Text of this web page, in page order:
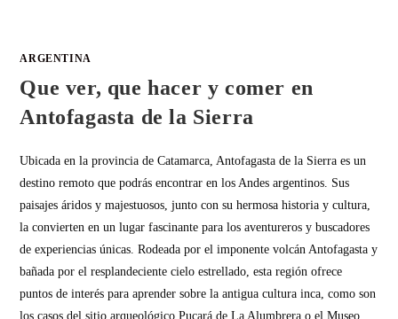
ARGENTINA
Que ver, que hacer y comer en
Antofagasta de la Sierra
Ubicada en la provincia de Catamarca, Antofagasta de la Sierra es un
destino remoto que podrás encontrar en los Andes argentinos. Sus
paisajes áridos y majestuosos, junto con su hermosa historia y cultura,
la convierten en un lugar fascinante para los aventureros y buscadores
de experiencias únicas. Rodeada por el imponente volcán Antofagasta y
bañada por el resplandeciente cielo estrellado, esta región ofrece
puntos de interés para aprender sobre la antigua cultura inca, como son
los casos del sitio arqueológico Pucará de La Alumbrera o el Museo